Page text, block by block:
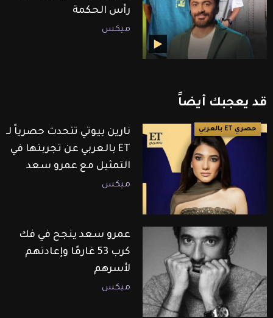
رأس الحكمة
ميكس
قد يعجبك أيضاً
حصري ET بالعربي
نارين بيوتي تتحدث حصرياً لـ
ET بالعربي عن تجربتها في
التمثيل مع عمرو سعد
ميكس
عمرو سعد ينجح في فك
كرب 53 غارمًا وإعادتهم
لأسرهم
ميكس